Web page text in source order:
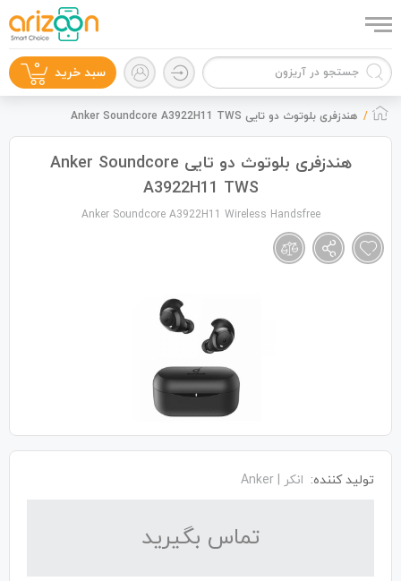
سبد خرید 0
هندزفری بلوتوث دو تایی Anker Soundcore A3922H11 TWS
هندزفری بلوتوث دو تایی Anker Soundcore
A3922H11 TWS
Anker Soundcore A3922H11 Wireless Handsfree
تولید کننده: انکر | Anker
تماس بگیرید